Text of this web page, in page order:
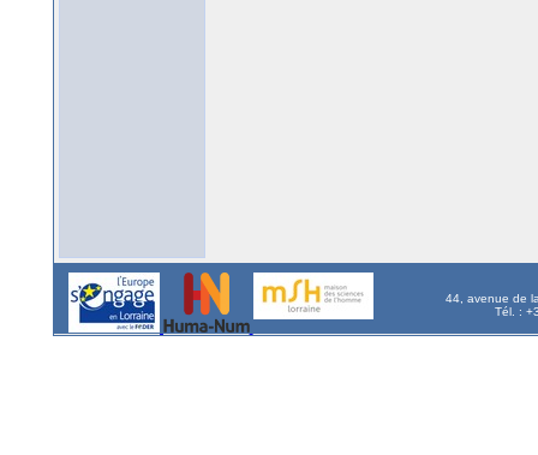
44, avenue de
Tél. :